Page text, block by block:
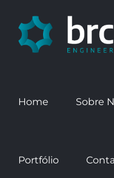
content
Home Sobre
Portfólio